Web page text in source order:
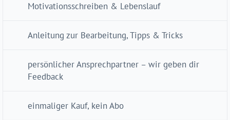
Motivationsschreiben & Lebenslauf
️Anleitung zur Bearbeitung, Tipps & Tricks
persönlicher Ansprechpartner – wir geben dir
Feedback
️einmaliger Kauf, kein Abo